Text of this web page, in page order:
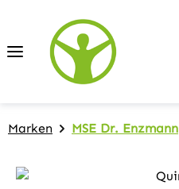
Zum Hauptinhalt springen
Marken MSE Dr. Enzmann
Bildergalerie überspringen